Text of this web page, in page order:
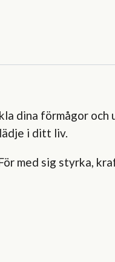
dina förmågor och
i ditt liv.
med sig styrka,